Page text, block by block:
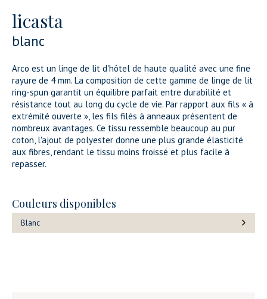
licasta
blanc
Arco est un linge de lit d'hôtel de haute qualité avec une fine
rayure de 4 mm. La composition de cette gamme de linge de lit
ring-spun garantit un équilibre parfait entre durabilité et
résistance tout au long du cycle de vie. Par rapport aux fils « à
extrémité ouverte », les fils filés à anneaux présentent de
nombreux avantages. Ce tissu ressemble beaucoup au pur
coton, l'ajout de polyester donne une plus grande élasticité
aux fibres, rendant le tissu moins froissé et plus facile à
repasser.
Couleurs disponibles
Blanc